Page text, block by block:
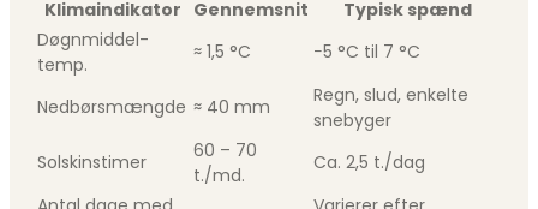
Klimaindikator Gennemsnit
Typisk spænd
Døgnmiddel-
temp.
≈ 1,5 °C −5 °C til 7 °C
Nedbørsmængde ≈ 40 mm
Regn, slud, enkelte
snebyger
Solskinstimer
60 – 70
t./md.
Ca. 2,5 t./dag